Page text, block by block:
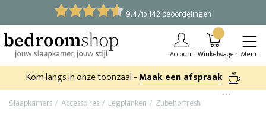
9.4/10 142 beoordelingen
Account Winkelwagen Menu
Kom langs in onze toonzaal -Maak een afspraak
Slaapkamers Accessoires Legplanken Zubehörfresh